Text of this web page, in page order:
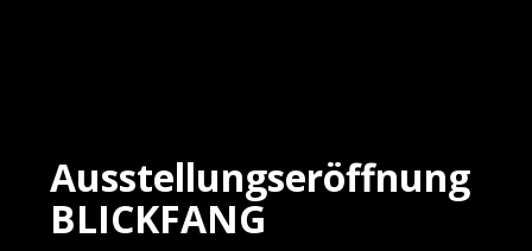
Ausstellungseröffnung
BLICKFANG